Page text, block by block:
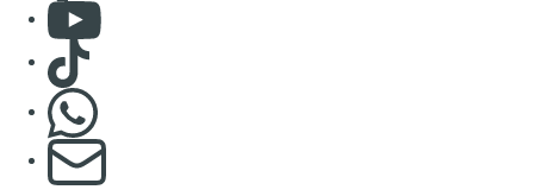
Consulter Youtube
Consulter TikTok
S'abonner à notre newsletter